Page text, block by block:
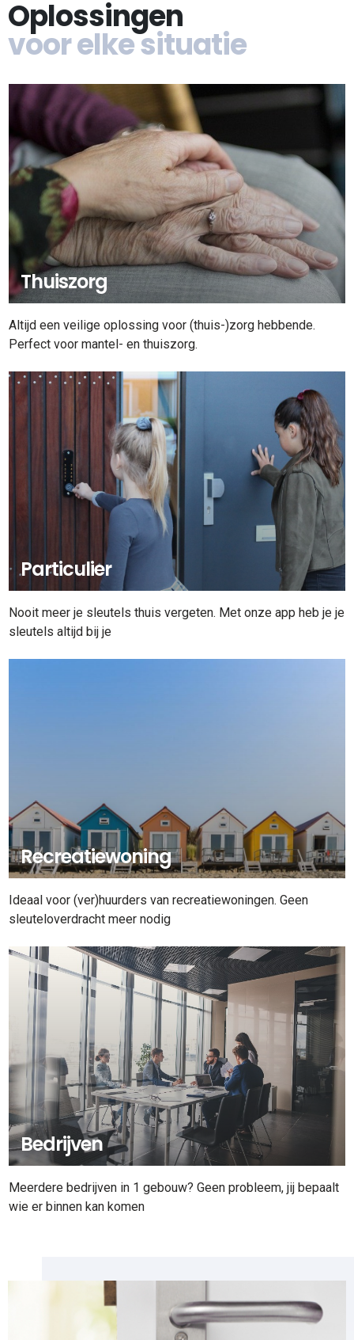
Oplossingen
voor elke situatie
Thuiszorg
Altijd een veilige oplossing voor (thuis-)zorg hebbende.
Perfect voor mantel- en thuiszorg.
Particulier
Nooit meer je sleutels thuis vergeten. Met onze app heb je je
sleutels altijd bij je
Recreatiewoning
Ideaal voor (ver)huurders van recreatiewoningen. Geen
sleuteloverdracht meer nodig
Bedrijven
Meerdere bedrijven in 1 gebouw? Geen probleem, jij bepaalt
wie er binnen kan komen